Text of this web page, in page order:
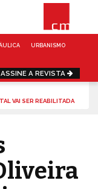
URBANISMO
ASSINE A REVISTA
VAI SER REABILITADA